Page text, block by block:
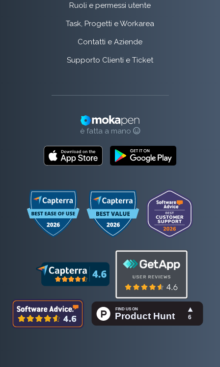
Ruoli e permessi utente
Task, Progetti e Workarea
Contatti e Aziende
Supporto Clienti e Ticket
è fatta a mano